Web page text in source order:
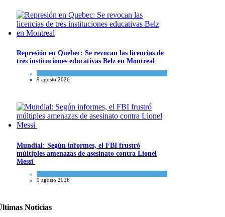
Represión en Quebec: Se revocan las licencias de
tres instituciones educativas Belz en Montreal
9 agosto 2026
Mundial: Según informes, el FBI frustró
múltiples amenazas de asesinato contra Lionel
Messi
9 agosto 2026
Noticias